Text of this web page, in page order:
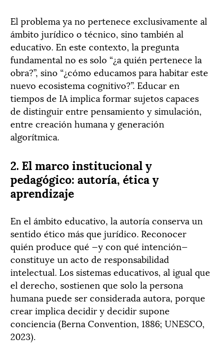
El problema ya no pertenece exclusivamente al
ámbito jurídico o técnico, sino también al
educativo. En este contexto, la pregunta
fundamental no es solo “¿a quién pertenece la
obra?”, sino “¿cómo educamos para habitar este
nuevo ecosistema cognitivo?”. Educar en
tiempos de IA implica formar sujetos capaces
de distinguir entre pensamiento y simulación,
entre creación humana y generación
algorítmica.
2. El marco institucional y
pedagógico: autoría, ética y
aprendizaje
En el ámbito educativo, la autoría conserva un
sentido ético más que jurídico. Reconocer
quién produce qué —y con qué intención—
constituye un acto de responsabilidad
intelectual. Los sistemas educativos, al igual que
el derecho, sostienen que solo la persona
humana puede ser considerada autora, porque
crear implica decidir y decidir supone
conciencia (Berna Convention, 1886; UNESCO,
2023).